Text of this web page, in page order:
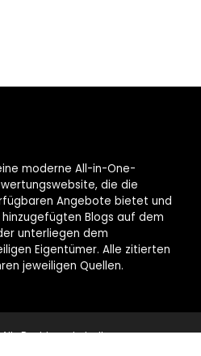
moderne All-in-One-
die die
Angebote bietet und
Blogs auf dem
unterliegen dem
Eigentümer. Alle zitierten
jeweiligen Quellen.
Rechte vorbehalten